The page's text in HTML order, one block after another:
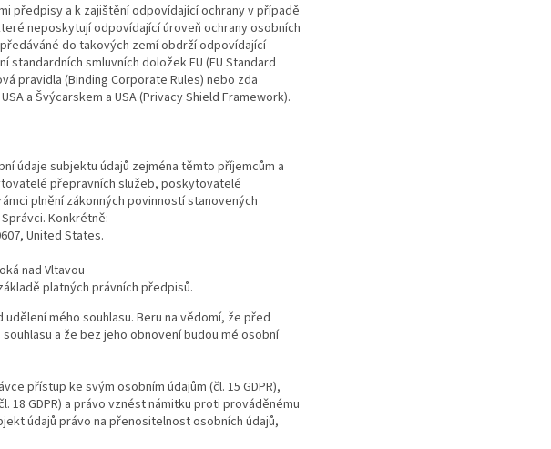
předpisy a k zajištění odpovídající ochrany v případě
neposkytují odpovídající úroveň ochrany osobních
do takových zemí obdrží odpovídající
smluvních doložek EU (EU Standard
pravidla (Binding Corporate Rules) nebo zda
a Švýcarskem a USA (Privacy Shield Framework).
údaje subjektu údajů zejména těmto příjemcům a
přepravních služeb, poskytovatelé
plnění zákonných povinností stanovených
Konkrétně:
United States.
nad Vltavou
platných právních předpisů.
udělení mého souhlasu. Beru na vědomí, že před
a že bez jeho obnovení budou mé osobní
přístup ke svým osobním údajům (čl. 15 GDPR),
18 GDPR) a právo vznést námitku proti prováděnému
údajů právo na přenositelnost osobních údajů,